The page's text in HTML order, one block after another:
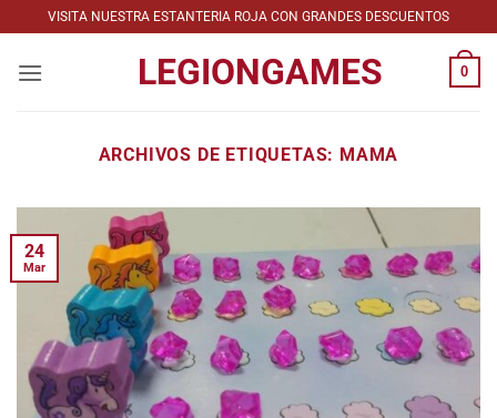
al
contenido
VISITA NUESTRA ESTANTERIA ROJA CON GRANDES DESCUENTOS
LEGIONGAMES 0
ARCHIVOS DE ETIQUETAS: MAMA
24
Mar